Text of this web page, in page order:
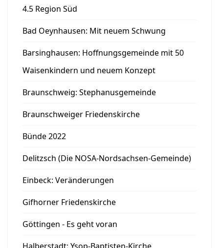
4.5 Region Süd
Bad Oeynhausen: Mit neuem Schwung
Barsinghausen: Hoffnungsgemeinde mit 50
Waisenkindern und neuem Konzept
Braunschweig: Stephanusgemeinde
Braunschweiger Friedenskirche
Bünde 2022
Delitzsch (Die NOSA-Nordsachsen-Gemeinde)
Einbeck: Veränderungen
Gifhorner Friedenskirche
Göttingen - Es geht voran